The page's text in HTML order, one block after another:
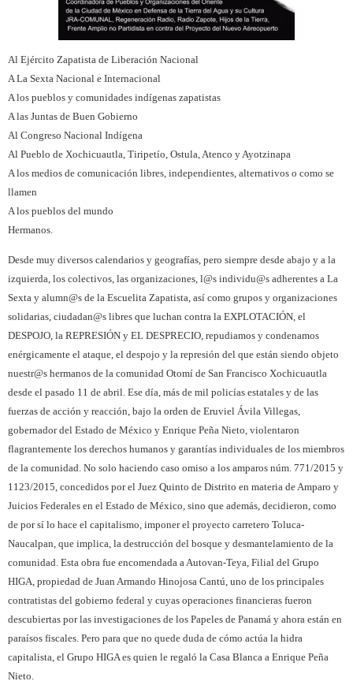
Al Ejército Zapatista de Liberación Nacional
A La Sexta Nacional e Internacional
A los pueblos y comunidades indígenas zapatistas
A las Juntas de Buen Gobierno
Al Congreso Nacional Indígena
Al Pueblo de Xochicuautla, Tiripetío, Ostula, Atenco y Ayotzinapa
A los medios de comunicación libres, independientes, alternativos o como se
llamen
A los pueblos del mundo
Hermanos.
Desde muy diversos calendarios y geografías, pero siempre desde abajo y a la
izquierda, los colectivos, las organizaciones, l@s individu@s adherentes a La
Sexta y alumn@s de la Escuelita Zapatista, así como grupos y organizaciones
solidarias, ciudadan@s libres que luchan contra la EXPLOTACIÓN, el
DESPOJO, la REPRESIÓN y EL DESPRECIO, repudiamos y condenamos
enérgicamente el ataque, el despojo y la represión del que están siendo objeto
nuestr@s hermanos de la comunidad Otomí de San Francisco Xochicuautla
desde el pasado 11 de abril. Ese día, más de mil policías estatales y de las
fuerzas de acción y reacción, bajo la orden de Eruviel Ávila Villegas,
gobernador del Estado de México y Enrique Peña Nieto, violentaron
flagrantemente los derechos humanos y garantías individuales de los miembros
de la comunidad. No solo haciendo caso omiso a los amparos núm. 771/2015 y
1123/2015, concedidos por el Juez Quinto de Distrito en materia de Amparo y
Juicios Federales en el Estado de México, sino que además, decidieron, como
de por sí lo hace el capitalismo, imponer el proyecto carretero Toluca-
Naucalpan, que implica, la destrucción del bosque y desmantelamiento de la
comunidad. Esta obra fue encomendada a Autovan-Teya, Filial del Grupo
HIGA, propiedad de Juan Armando Hinojosa Cantú, uno de los principales
contratistas del gobierno federal y cuyas operaciones financieras fueron
descubiertas por las investigaciones de los Papeles de Panamá y ahora están en
paraísos fiscales. Pero para que no quede duda de cómo actúa la hidra
capitalista, el Grupo HIGA es quien le regaló la Casa Blanca a Enrique Peña
Nieto.